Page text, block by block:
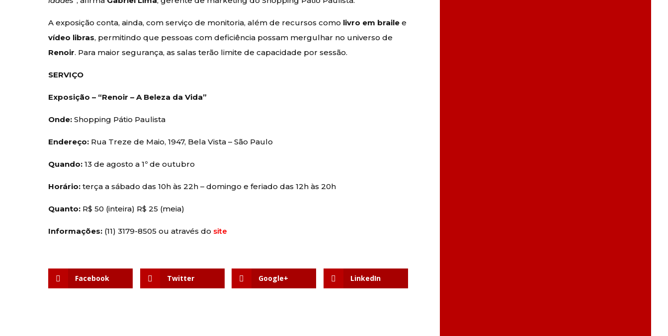
A exposição conta, ainda, com serviço de monitoria, além de recursos como livro em braile e
vídeo libras, permitindo que pessoas com deficiência possam mergulhar no universo de
Renoir. Para maior segurança, as salas terão limite de capacidade por sessão.
SERVIÇO
Exposição – “Renoir – A Beleza da Vida”
Onde:Shopping Pátio Paulista
Endereço: Rua Treze de Maio, 1947, Bela Vista – São Paulo
Quando: 13 de agosto a 1º de outubro
Horário: terça a sábado das 10h às 22h – domingo e feriado das 12h às 20h
Quanto: R$ 50 (inteira) R$ 25 (meia)
Informações: (11) 3179-8505 ou através do site
Facebook Twitter Google+ LinkedIn